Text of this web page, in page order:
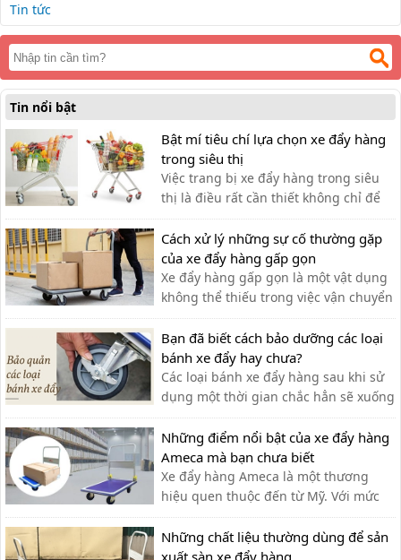
Tin tức
Tin nổi bật
Bật mí tiêu chí lựa chọn xe đẩy hàng
trong siêu thị
Việc trang bị xe đẩy hàng trong siêu
thị là điều rất cần thiết không chỉ để
khách hàng đựng đồ khi mua sắm mà
còn hỗ trợ vận chuyển hàng hóa.
Cách xử lý những sự cố thường gặp
của xe đẩy hàng gấp gọn
Xe đẩy hàng gấp gọn là một vật dụng
không thể thiếu trong việc vận chuyển
hàng hóa. Sau một thời gian, xe có thể
gặp phải một số lỗi. Cùng tìm hiểu
trong bài viết sau
Bạn đã biết cách bảo dưỡng các loại
bánh xe đẩy hay chưa?
Các loại bánh xe đẩy hàng sau khi sử
dụng một thời gian chắc hẳn sẽ xuống
cấp và không thể vận hành một cách
linh hoạt,do đó ta cần có cách bảo
dưỡng chính xác
Những điểm nổi bật của xe đẩy hàng
Ameca mà bạn chưa biết
Xe đẩy hàng Ameca là một thương
hiệu quen thuộc đến từ Mỹ. Với mức
giá rẻ, phù hợp cho nhiều ngành
nghề, thương hiệu Ameca dần được
mọi người ưa chuộng sử dụng.
Những chất liệu thường dùng để sản